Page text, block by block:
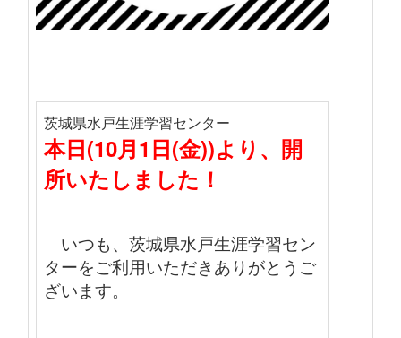
茨城県水戸生涯学習センター
本日(10月1日(金))より、開
所いたしました！
いつも、茨城県水戸生涯学習セン
ターをご利用いただきありがとうご
ざいます。